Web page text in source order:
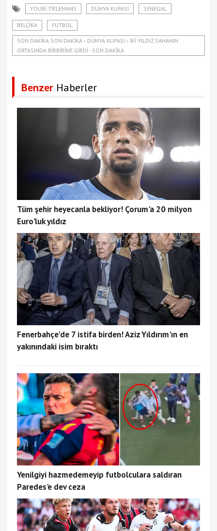
YOURI TIELEMANS DÜNYA KUPASI SENEGAL
BELÇIKA FUTBOL
SON DAKIKA SON DAKIKA › DÜNYA KUPASI › İKI YILDIZ SAHANIN
ORTASINDA BIRBIRINE GIRDI - SON DAKIKA
Benzer Haberler
Tüm şehir heyecanla bekliyor! Çorum'a 20 milyon
Euro'luk yıldız
Fenerbahçe'de 7 istifa birden! Aziz Yıldırım'ın en
yakınındaki isim bıraktı
Yenilgiyi hazmedemeyip futbolculara saldıran
Paredes'e dev ceza